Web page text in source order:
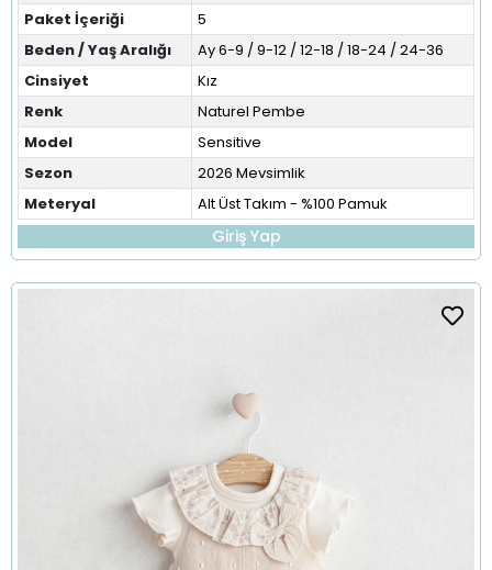
Paket İçeriği
5
Beden / Yaş Aralığı
Ay 6-9 / 9-12 / 12-18 / 18-24 / 24-36
Cinsiyet
Kız
Renk
Naturel Pembe
Model
Sensitive
Sezon
2026 Mevsimlik
Meteryal
Alt Üst Takım - %100 Pamuk
Giriş Yap